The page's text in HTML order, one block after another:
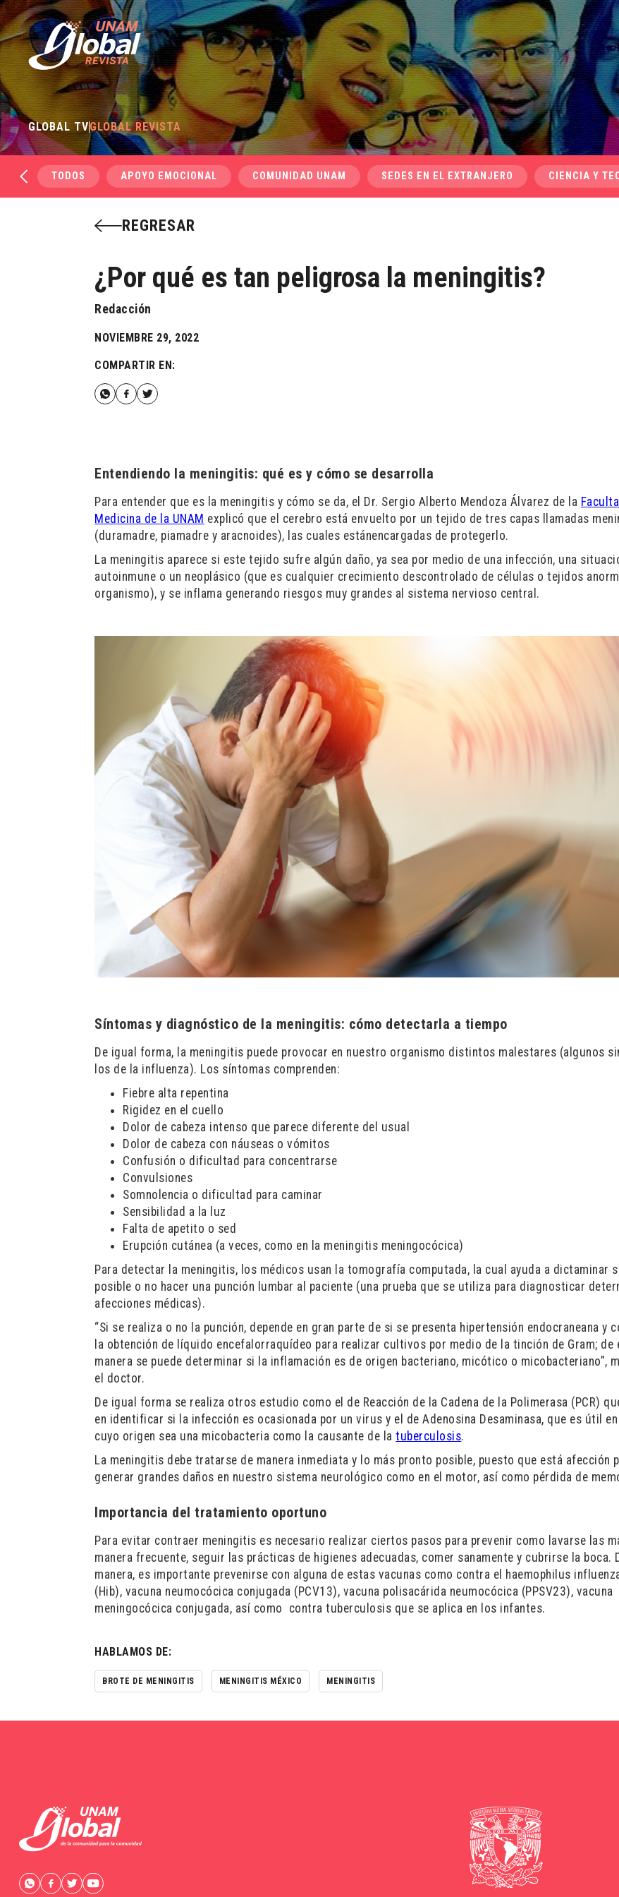
GLOBAL TVGLOBAL REVISTA
TODOS APOYO EMOCIONAL COMUNIDAD UNAM SEDES EN EL EXTRANJERO CIENCIA Y
REGRESAR
¿Por qué es tan peligrosa la meningitis?
Redacción
NOVIEMBRE 29, 2022
COMPARTIR EN:
Entendiendo la meningitis: qué es y cómo se desarrolla
Para entender que es la meningitis y cómo se da, el Dr. Sergio Alberto Mendoza Álvarez de la
Medicina de la UNAM explicó que el cerebro está envuelto por un tejido de tres capas llamadas
(duramadre, piamadre y aracnoides), las cuales estánencargadas de protegerlo.
La meningitis aparece si este tejido sufre algún daño, ya sea por medio de una infección, una
autoinmune o un neoplásico (que es cualquier crecimiento descontrolado de células o tejidos
organismo), y se inflama generando riesgos muy grandes al sistema nervioso central.
Síntomas y diagnóstico de la meningitis: cómo detectarla a tiempo
De igual forma, la meningitis puede provocar en nuestro organismo distintos malestares (algunos
los de la influenza). Los síntomas comprenden:
Fiebre alta repentina
Rigidez en el cuello
Dolor de cabeza intenso que parece diferente del usual
Dolor de cabeza con náuseas o vómitos
Confusión o dificultad para concentrarse
Convulsiones
Somnolencia o dificultad para caminar
Sensibilidad a la luz
Falta de apetito o sed
Erupción cutánea (a veces, como en la meningitis meningocócica)
Para detectar la meningitis, los médicos usan la tomografía computada, la cual ayuda a dictaminar
posible o no hacer una punción lumbar al paciente (una prueba que se utiliza para diagnosticar
afecciones médicas).
“Si se realiza o no la punción, depende en gran parte de si se presenta hipertensión endocraneana y
la obtención de líquido encefalorraquídeo para realizar cultivos por medio de la tinción de Gram; de
manera se puede determinar si la inflamación es de origen bacteriano, micótico o micobacteriano”,
el doctor.
De igual forma se realiza otros estudio como el de Reacción de la Cadena de la Polimerasa (PCR)
en identificar si la infección es ocasionada por un virusy el de Adenosina Desaminasa, que es útil
cuyo origen sea una micobacteria como la causante de latuberculosis.
La meningitis debe tratarse de manera inmediata y lo más pronto posible, puesto que está afección
generar grandes daños en nuestro sistema neurológico como en el motor, así como pérdida de
Importancia del tratamiento oportuno
Para evitar contraer meningitis es necesario realizar ciertos pasos para prevenir como lavarse las
manera frecuente, seguir las prácticas de higienes adecuadas, comer sanamente y cubrirse la boca.
manera, es importante prevenirse con alguna de estas vacunas como contra el haemophilus
(Hib), vacuna neumocócica conjugada (PCV13), vacuna polisacárida neumocócica (PPSV23), vacuna
meningocócica conjugada, así como contra tuberculosis que se aplica en los infantes.
HABLAMOS DE:
BROTE DE MENINGITIS MENINGITIS MÉXICO MENINGITIS